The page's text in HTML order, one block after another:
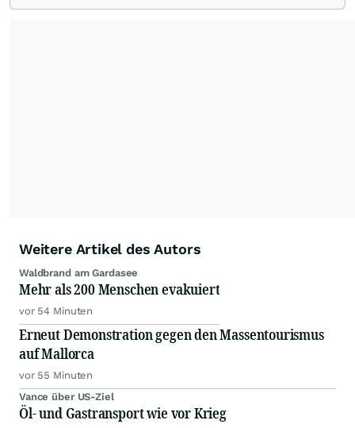
Weitere Artikel des Autors
Waldbrand am Gardasee
Mehr als 200 Menschen evakuiert
vor 54 Minuten
Erneut Demonstration gegen den Massentourismus
auf Mallorca
vor 55 Minuten
Vance über US-Ziel
Öl- und Gastransport wie vor Krieg